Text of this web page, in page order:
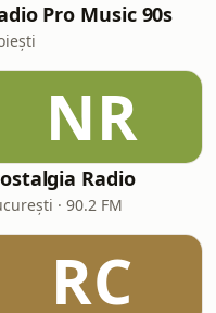
Pro Music 90s
NR
Radio
· 90.2 FM
RC